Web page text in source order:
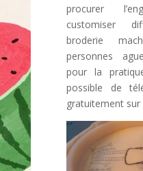
procurer
customiser
broderie
personnes
pour la
possible de
gratuitement sur